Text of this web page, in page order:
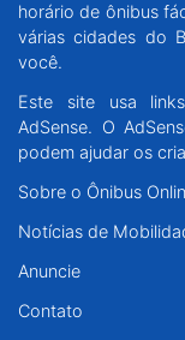
horário de ônibus
várias cidades do
você.
Este site usa
AdSense. O
podem ajudar os
Sobre o Ônibus
Notícias de
Anuncie
Contato